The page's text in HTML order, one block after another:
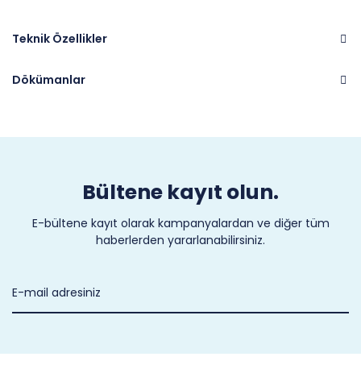
Teknik Özellikler
Dökümanlar
Bültene kayıt olun.
E-bültene kayıt olarak kampanyalardan ve diğer tüm
haberlerden yararlanabilirsiniz.